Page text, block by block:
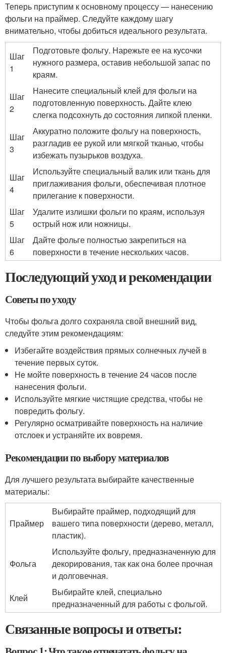
Теперь приступим к основному процессу — нанесению
фольги на праймер. Следуйте каждому шагу
внимательно, чтобы добиться идеального результата.
Шаг
1
Подготовьте фольгу. Нарежьте ее на кусочки
нужного размера, оставив небольшой запас по
краям.
Шаг
2
Нанесите специальный клей для фольги на
подготовленную поверхность. Дайте клею
слегка подсохнуть до состояния липкой пленки.
Шаг
3
Аккуратно положите фольгу на поверхность,
разгладив ее рукой или мягкой тканью, чтобы
избежать пузырьков воздуха.
Шаг
4
Используйте специальный валик или ткань для
приглаживания фольги, обеспечивая плотное
прилегание к поверхности.
Шаг
5
Удалите излишки фольги по краям, используя
острый нож или ножницы.
Шаг
6
Дайте фольге полностью закрепиться на
поверхности в течение нескольких часов.
Последующий уход и рекомендации
Советы по уходу
Чтобы фольга долго сохраняла свой внешний вид,
следуйте этим рекомендациям:
Избегайте воздействия прямых солнечных лучей в
течение первых суток.
Не мойте поверхность в течение 24 часов после
нанесения фольги.
Используйте мягкие чистящие средства, чтобы не
повредить фольгу.
Регулярно осматривайте поверхность на наличие
отслоек и устраняйте их вовремя.
Рекомендации по выбору материалов
Для лучшего результата выбирайте качественные
материалы:
Праймер
Выбирайте праймер, подходящий для
вашего типа поверхности (дерево, металл,
пластик).
Фольга
Используйте фольгу, предназначенную для
декорирования, так как она более прочная
и долговечная.
Клей
Выбирайте клей, специально
предназначенный для работы с фольгой.
Связанные вопросы и ответы: